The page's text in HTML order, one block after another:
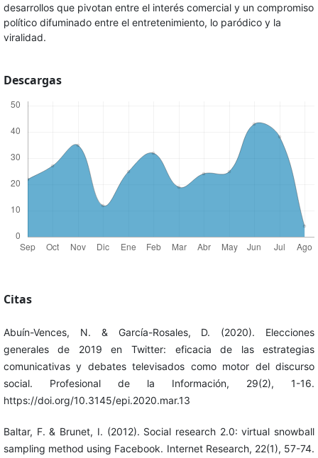
desarrollos que pivotan entre el interés comercial y un compromiso
político difuminado entre el entretenimiento, lo paródico y la
viralidad.
Descargas
Citas
Abuín-Vences, N. & García-Rosales, D. (2020). Elecciones
generales de 2019 en Twitter: eficacia de las estrategias
comunicativas y debates televisados como motor del discurso
social. Profesional de la Información, 29(2), 1-16.
https://doi.org/10.3145/epi.2020.mar.13
Baltar, F. & Brunet, I. (2012). Social research 2.0: virtual snowball
sampling method using Facebook. Internet Research, 22(1), 57-74.